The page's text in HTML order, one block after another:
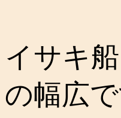
イサキ
の幅広